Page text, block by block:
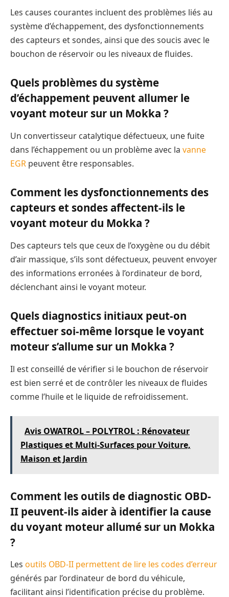
Les causes courantes incluent des problèmes liés au
système d’échappement, des dysfonctionnements
des capteurs et sondes, ainsi que des soucis avec le
bouchon de réservoir ou les niveaux de fluides.
Quels problèmes du système
d’échappement peuvent allumer le
voyant moteur sur un Mokka ?
Un convertisseur catalytique défectueux, une fuite
dans l’échappement ou un problème avec la vanne
EGR peuvent être responsables.
Comment les dysfonctionnements des
capteurs et sondes affectent-ils le
voyant moteur du Mokka ?
Des capteurs tels que ceux de l’oxygène ou du débit
d’air massique, s’ils sont défectueux, peuvent envoyer
des informations erronées à l’ordinateur de bord,
déclenchant ainsi le voyant moteur.
Quels diagnostics initiaux peut-on
effectuer soi-même lorsque le voyant
moteur s’allume sur un Mokka ?
Il est conseillé de vérifier si le bouchon de réservoir
est bien serré et de contrôler les niveaux de fluides
comme l’huile et le liquide de refroidissement.
Avis OWATROL – POLYTROL : Rénovateur
Plastiques et Multi-Surfaces pour Voiture,
Maison et Jardin
Comment les outils de diagnostic OBD-
II peuvent-ils aider à identifier la cause
du voyant moteur allumé sur un Mokka
?
Les outils OBD-II permettent de lire les codes d’erreur
générés par l’ordinateur de bord du véhicule,
facilitant ainsi l’identification précise du problème.